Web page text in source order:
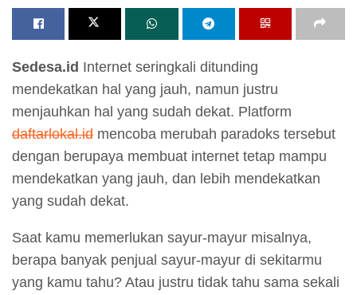
Sedesa.id Internet seringkali ditunding
mendekatkan hal yang jauh, namun justru
menjauhkan hal yang sudah dekat. Platform
daftarlokal.id mencoba merubah paradoks tersebut
dengan berupaya membuat internet tetap mampu
mendekatkan yang jauh, dan lebih mendekatkan
yang sudah dekat.
Saat kamu memerlukan sayur-mayur misalnya,
berapa banyak penjual sayur-mayur di sekitarmu
yang kamu tahu? Atau justru tidak tahu sama sekali